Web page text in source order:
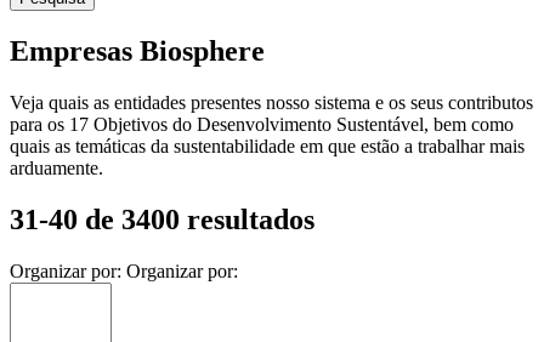
Empresas Biosphere
Veja quais as entidades presentes nosso sistema e os seus contributos
para os 17 Objetivos do Desenvolvimento Sustentável, bem como
quais as temáticas da sustentabilidade em que estão a trabalhar mais
arduamente.
31-40 de 3400 resultados
Organizar por: Organizar por: